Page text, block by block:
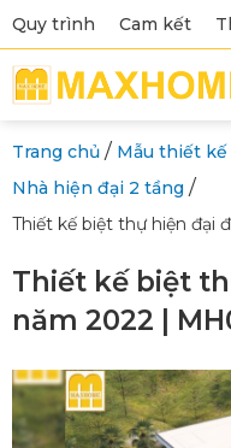
Quy trình Cam kết
Trang chủ / Mẫu thiết
Nhà hiện đại 2 tầng /
Thiết kế biệt thự hiện đại
Thiết kế biệt
năm 2022 |